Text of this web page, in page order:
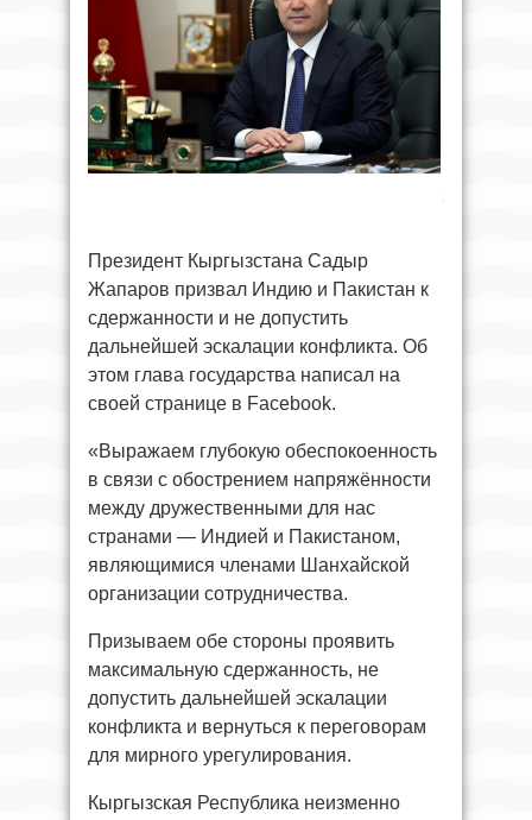
Президент Кыргызстана Садыр
Жапаров призвал Индию и Пакистан к
сдержанности и не допустить
дальнейшей эскалации конфликта. Об
этом глава государства написал на
своей странице в Facebook.
«Выражаем глубокую обеспокоенность
в связи с обострением напряжённости
между дружественными для нас
странами — Индией и Пакистаном,
являющимися членами Шанхайской
организации сотрудничества.
Призываем обе стороны проявить
максимальную сдержанность, не
допустить дальнейшей эскалации
конфликта и вернуться к переговорам
для мирного урегулирования.
Кыргызская Республика неизменно